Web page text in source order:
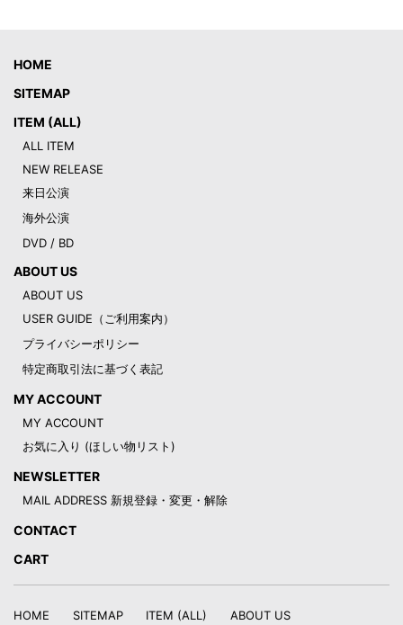
HOME
SITEMAP
ITEM (ALL)
ALL ITEM
NEW RELEASE
来日公演
海外公演
DVD / BD
ABOUT US
ABOUT US
USER GUIDE（ご利用案内）
プライバシーポリシー
特定商取引法に基づく表記
MY ACCOUNT
MY ACCOUNT
お気に入り (ほしい物リスト)
NEWSLETTER
MAIL ADDRESS 新規登録・変更・解除
CONTACT
CART
HOME SITEMAP ITEM (ALL) ABOUT US